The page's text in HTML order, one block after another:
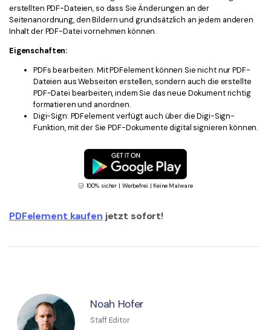
erstellten PDF-Dateien, so dass Sie Änderungen an der
Seitenanordnung, den Bildern und grundsätzlich an jedem anderen
Inhalt der PDF-Datei vornehmen können.
Eigenschaften:
PDFs bearbeiten: Mit PDFelement können Sie nicht nur PDF-
Dateien aus Webseiten erstellen, sondern auch die erstellte
PDF-Datei bearbeiten, indem Sie das neue Dokument richtig
formatieren und anordnen.
Digi-Sign: PDFelement verfügt auch über die Digi-Sign-
Funktion, mit der Sie PDF-Dokumente digital signieren können.
100% sicher | Werbefrei | Keine Malware
PDFelement kaufen jetzt sofort!
Noah Hofer
Staff Editor